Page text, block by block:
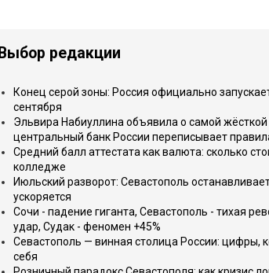
Выбор редакции
Конец серой зоны: Россия официально
сентября
Эльвира Набиуллина объявила о самой
центральный банк России переписывает
Средний балл аттестата как валюта: сколько
колледже
Июльский разворот: Севастополь
ускоряется
Сочи - падение гиганта, Севастополь - тихая
удар, Судак - феномен +45%
Севастополь — винная столица России: цифры,
себя